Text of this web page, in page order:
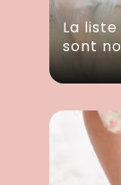
La
sont